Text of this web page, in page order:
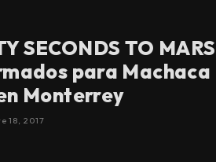
SECONDS TO MARS
para Machaca
Monterrey
18, 2017